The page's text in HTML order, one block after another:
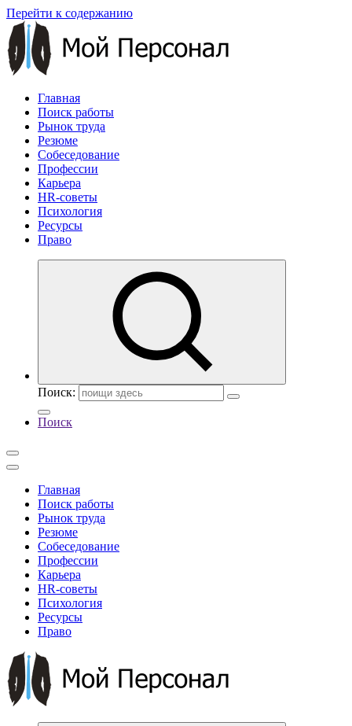
Перейти к содержанию
Главная
Поиск работы
Рынок труда
Резюме
Собеседование
Профессии
Карьера
HR-советы
Психология
Ресурсы
Право
Поиск:
Поиск
Главная
Поиск работы
Рынок труда
Резюме
Собеседование
Профессии
Карьера
HR-советы
Психология
Ресурсы
Право